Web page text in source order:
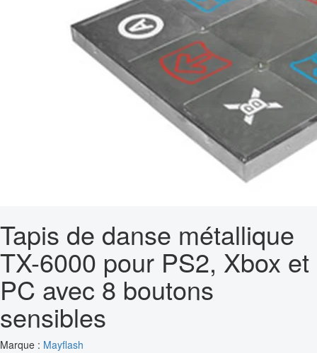
Tapis de danse métallique
TX-6000 pour PS2, Xbox et
PC avec 8 boutons
sensibles
Marque : Mayflash